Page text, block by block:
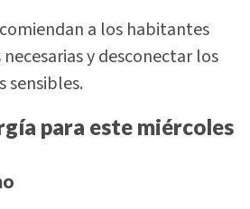
a los habitantes
y desconectar los
sensibles.
para este miércoles